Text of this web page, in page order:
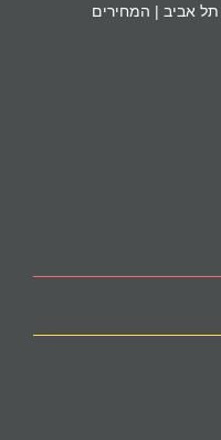
חנות הסיטונאות: זבולון 21, תל אביב | המחירים